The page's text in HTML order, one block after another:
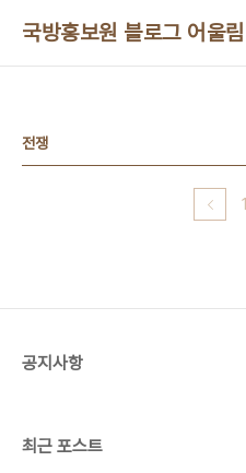
국방홍보원 블로그 어울림
전쟁
1
공지사항
최근 포스트